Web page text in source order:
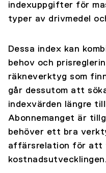
indexuppgifter för
typer av drivmedel
Dessa index kan
behov och
räkneverktyg som
går dessutom att
indexvärden längre
Abonnemanget är
behöver ett bra
affärsrelation för att
kostnadsutvecklingen.